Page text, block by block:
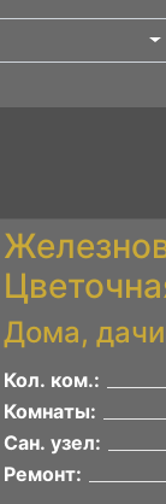
Дома,
Кол. ком.:
Комнаты:
Сан. узел:
Ремонт: